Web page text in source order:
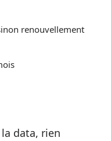
renouvellement
data, rien